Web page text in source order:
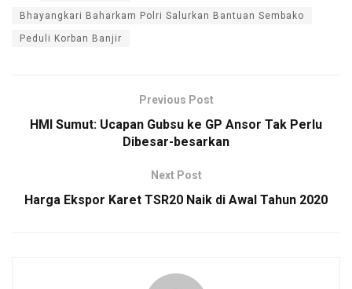
Bhayangkari Baharkam Polri Salurkan Bantuan Sembako
Peduli Korban Banjir
Previous Post
HMI Sumut: Ucapan Gubsu ke GP Ansor Tak Perlu
Dibesar-besarkan
Next Post
Harga Ekspor Karet TSR20 Naik di Awal Tahun 2020